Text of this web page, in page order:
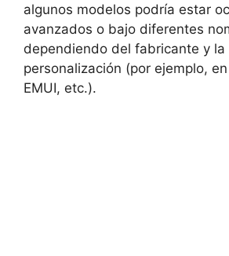
algunos modelos podría estar
avanzados o bajo diferentes
dependiendo del fabricante y la
personalización (por ejemplo,
EMUI, etc.).